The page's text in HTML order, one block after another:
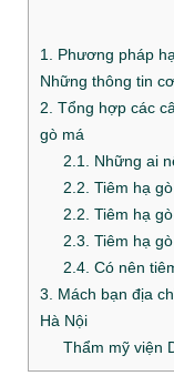
1. Phương pháp
Những thông tin
2. Tổng hợp các
gò má
2.1. Những ai
2.2. Tiêm hạ
2.2. Tiêm hạ
2.3. Tiêm hạ
2.4. Có nên
3. Mách bạn địa
Hà Nội
Thẩm mỹ viện